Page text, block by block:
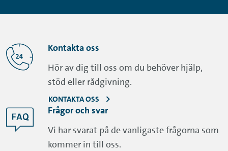
Kontakta oss
Hör av dig till oss om du behöver hjälp,
stöd eller rådgivning.
KONTAKTA OSS
Frågor och svar
Vi har svarat på de vanligaste frågorna som
kommer in till oss.